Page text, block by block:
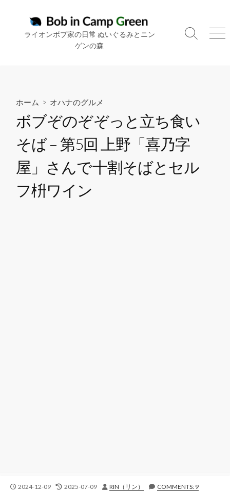
ライオンボブ家の日常 ぬいぐるみとニン
ゲンの森
検
メ
ホーム > オハナのグルメ
ボブぞのぞぞっと立ち食い
そば – 第5回 上野「喜乃字
屋」さんで十割そばとセル
フ枡ワイン
公
2024-12-09
最
2025-07-09
投
RIN（リン） COMMENTS: 9